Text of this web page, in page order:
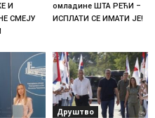
И
СМЕЈУ
омладине ШТА РЕЋИ –
ИСПЛАТИ СЕ ИМАТИ ЈЕ!
Друштво